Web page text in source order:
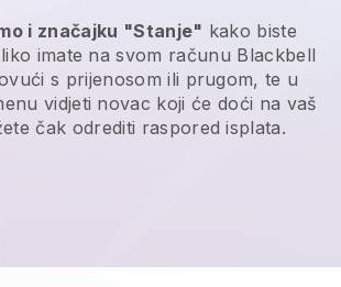
i značajku "Stanje" kako biste
imate na svom računu Blackbell
s prijenosom ili prugom, te u
vidjeti novac koji će doći na vaš
čak odrediti raspored isplata.